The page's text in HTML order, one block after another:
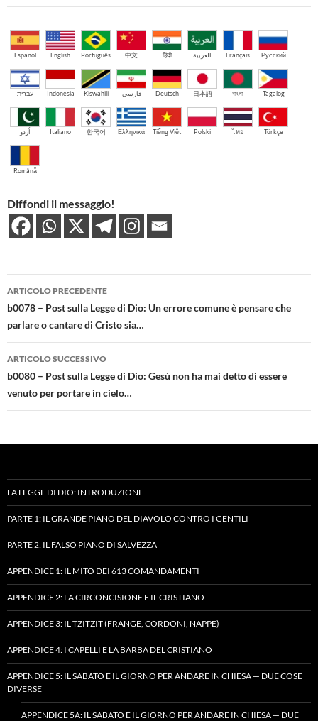
Español English Português 中文 हिंदी العربية Français Русский
עברית Indonesia Kiswahili فارسی Deutsch 日本語 বাংলা Tagalog
اُردو Italiano 한국어 Ελληνικά Tiếng Việt Polski ไทย Türkçe
Română
Diffondi il messaggio!
Navigazione
articolo
ARTICOLO PRECEDENTE
b0078 – Post sulla Legge di Dio: Un errore comune è pensare che
parlare o cantare di Cristo sia…
ARTICOLO SUCCESSIVO
b0080 – Post sulla Legge di Dio: Gesù non ha mai detto di essere
venuto per portare in cielo…
LA LEGGE DI DIO: INTRODUZIONE
PARTE 1: IL GRANDE PIANO DEL DIAVOLO CONTRO I GENTILI
PARTE 2: IL FALSO PIANO DI SALVEZZA
APPENDICE 1: IL MITO DEI 613 COMANDAMENTI
APPENDICE 2: LA CIRCONCISIONE E IL CRISTIANO
APPENDICE 3: IL TZITZIT (FRANGE, CORDONI, NAPPE)
APPENDICE 4: I CAPELLI E LA BARBA DEL CRISTIANO
APPENDICE 5: IL SABATO E IL GIORNO PER ANDARE IN CHIESA — DUE COSE
DIVERSE
APPENDICE 5A: IL SABATO E IL GIORNO PER ANDARE IN CHIESA — DUE